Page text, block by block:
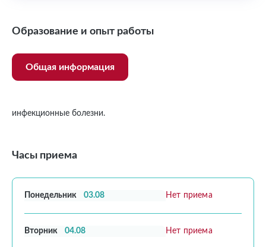
Образование и опыт работы
Общая информация
инфекционные болезни.
Часы приема
Понедельник 03.08 Нет приема
Вторник 04.08 Нет приема